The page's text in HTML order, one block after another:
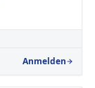
Anmelden